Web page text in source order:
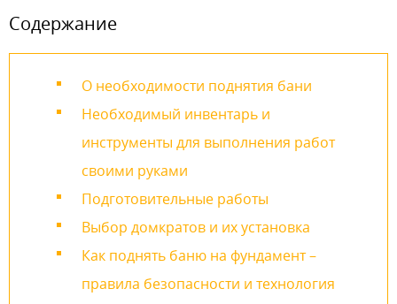
Содержание
О необходимости поднятия бани
Необходимый инвентарь и
инструменты для выполнения работ
своими руками
Подготовительные работы
Выбор домкратов и их установка
Как поднять баню на фундамент –
правила безопасности и технология